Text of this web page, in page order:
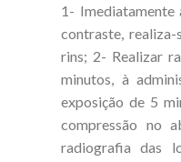
1- Imediatamente
contraste,
rins; 2- Realizar
minutos, à
exposição de 5
compressão no
radiografia das